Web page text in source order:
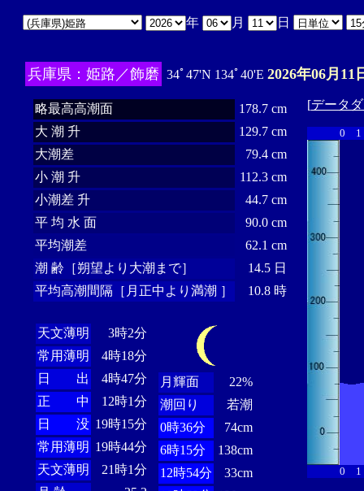
年 月 日
兵庫県：姫路／飾磨 34ﾟ47'N 134ﾟ40'E 2026年06月11
略最高高潮面
178.7 cm
大 潮 升
129.7 cm
大潮差
79.4 cm
小 潮 升
112.3 cm
小潮差 升
44.7 cm
平 均 水 面
90.0 cm
平均潮差
62.1 cm
潮 齢［朔望より大潮まで］
14.5 日
平均高潮間隔［月正中より満潮 ］
10.8 時
天文薄明
3時2分
常用薄明
4時18分
日 出
4時47分
正 中
12時1分
日 没 19時15分
常用薄明 19時44分
天文薄明
21時1分
月輝面
22%
潮回り
若潮
0時36分
74cm
6時15分
138cm
12時54分
33cm
[データ
0 1
0 1